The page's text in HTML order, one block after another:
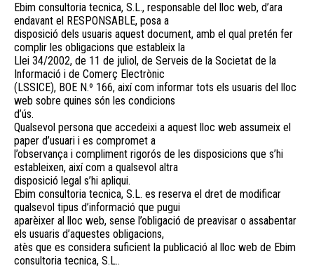
Ebim consultoria tecnica, S.L., responsable del lloc web, d’ara
endavant el RESPONSABLE, posa a
disposició dels usuaris aquest document, amb el qual pretén fer
complir les obligacions que estableix la
Llei 34/2002, de 11 de juliol, de Serveis de la Societat de la
Informació i de Comerç Electrònic
(LSSICE), BOE N.º 166, així com informar tots els usuaris del lloc
web sobre quines són les condicions
d’ús.
Qualsevol persona que accedeixi a aquest lloc web assumeix el
paper d’usuari i es compromet a
l’observança i compliment rigorós de les disposicions que s’hi
estableixen, així com a qualsevol altra
disposició legal s’hi apliqui.
Ebim consultoria tecnica, S.L. es reserva el dret de modificar
qualsevol tipus d’informació que pugui
aparèixer al lloc web, sense l’obligació de preavisar o assabentar
els usuaris d’aquestes obligacions,
atès que es considera suficient la publicació al lloc web de Ebim
consultoria tecnica, S.L..